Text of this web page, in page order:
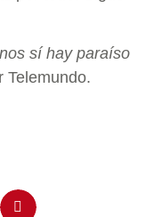
sí hay paraíso
Telemundo.